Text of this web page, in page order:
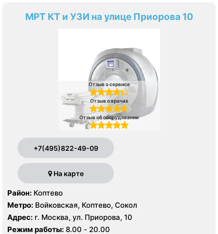
МРТ КТ и УЗИ на улице Приорова 10
Отзыв о сервисе
Отзыв о врачах
Отзыв об оборудовании
+7(495)822-49-09
На карте
Район: Коптево
Метро: Войковская, Коптево, Сокол
Адрес: г. Москва, ул. Приорова, 10
Режим работы: 8.00 - 20.00